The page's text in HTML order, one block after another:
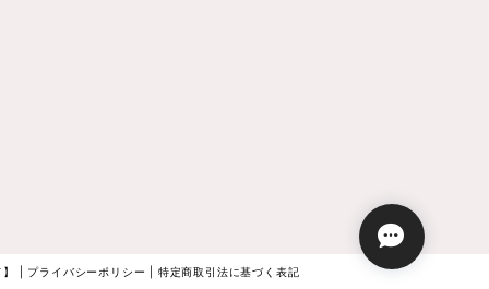
】 | プライバシーポリシー 特定商取引法に基づく表記